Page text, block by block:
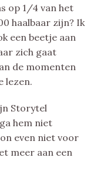
op 1/4 van het
haalbaar zijn? Ik
een beetje aan
zich gaat
de momenten
lezen.
Storytel
hem niet
even niet voor
meer aan een